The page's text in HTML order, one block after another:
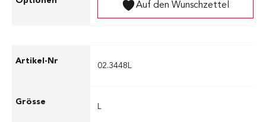
Auf den Wunschzettel
02.3448L
L